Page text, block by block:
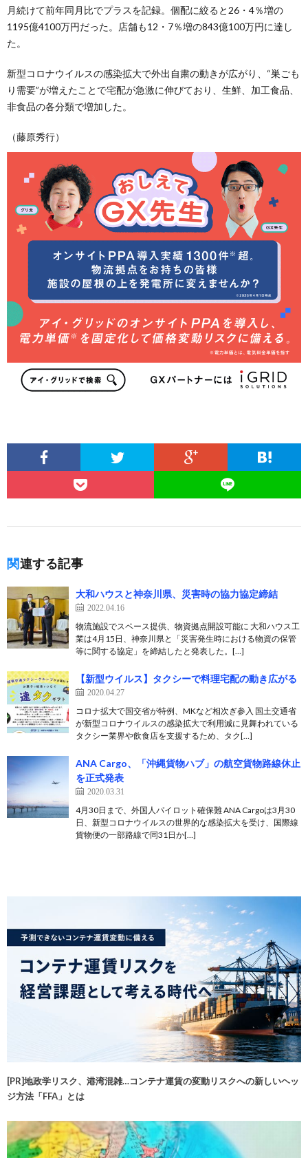
月続けて前年同月比でプラスを記録。個配に絞ると26・4％増の
1195億4100万円だった。店舗も12・7％増の843億100万円に達し
た。
新型コロナウイルスの感染拡大で外出自粛の動きが広がり、“巣ごも
り需要”が増えたことで宅配が急激に伸びており、生鮮、加工食品、
非食品の各分類で増加した。
（藤原秀行）
関連する記事
大和ハウスと神奈川県、災害時の協力協定締結
2022.04.16
物流施設でスペース提供、物資拠点開設可能に 大和ハウス工
業は4月15日、神奈川県と「災害発生時における物資の保管
等に関する協定」を締結したと発表した。[…]
【新型ウイルス】タクシーで料理宅配の動き広がる
2020.04.27
コロナ拡大で国交省が特例、MKなど相次ぎ参入 国土交通省
が新型コロナウイルスの感染拡大で利用減に見舞われている
タクシー業界や飲食店を支援するため、タク[…]
ANA Cargo、「沖縄貨物ハブ」の航空貨物路線休止
を正式発表
2020.03.31
4月30日まで、外国人パイロット確保難 ANA Cargoは3月30
日、新型コロナウイルスの世界的な感染拡大を受け、国際線
貨物便の一部路線で同31日か[…]
[PR]地政学リスク、港湾混雑…コンテナ運賃の変動リスクへの新しいヘッ
ジ方法「FFA」とは